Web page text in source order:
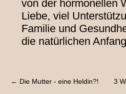
von der hormonellen
Liebe, viel
Familie und
die natürlichen
← Die Mutter - eine Heldin?! 3